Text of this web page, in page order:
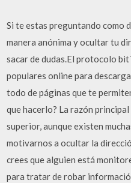
Si te estas preguntando como
manera anónima y ocultar tu
sacar de dudas.El protocolo
populares online para
todo de páginas que te
que hacerlo? La razón
superior, aunque existen
motivarnos a ocultar la
crees que alguien está
para tratar de robar